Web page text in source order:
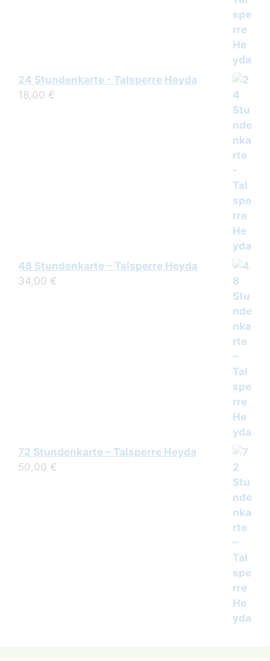
24 Stundenkarte - Talsperre Heyda
18,00 €
48 Stundenkarte – Talsperre Heyda
34,00 €
72 Stundenkarte – Talsperre Heyda
50,00 €